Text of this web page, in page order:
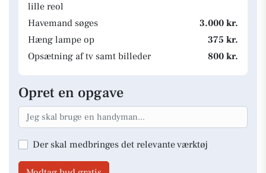
lille reol
Havemand søges
3.000 kr.
Hæng lampe op
375 kr.
Opsætning af tv samt billeder
800 kr.
Opret en opgave
Der skal medbringes det relevante værktøj